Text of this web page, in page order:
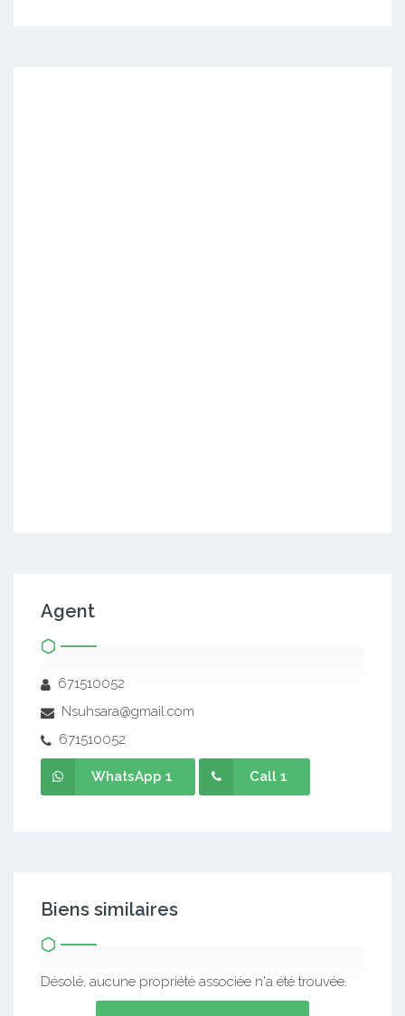
Agent
671510052
Nsuhsara@gmail.com
671510052
WhatsApp 1 Call 1
Biens similaires
Désolé, aucune propriété associée n'a été trouvée.